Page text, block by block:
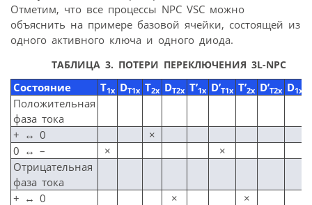
Отметим, что все процессы NPC VSC можно
объяснить на примере базовой ячейки, состоящей из
одного активного ключа и одного диода.
ТАБЛИЦА 3. ПОТЕРИ ПЕРЕКЛЮЧЕНИЯ 3L-NPC
Состояние T1x DT1x T2x DT2x T’1x D’T1x T’2x D’T2x D1x
Положительная
фаза тока
+ ↔ 0
×
0 ↔ –
×
×
Отрицательная
фаза тока
+ ↔ 0
×
×